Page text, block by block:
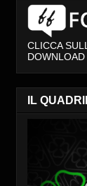
CLICCA
IL